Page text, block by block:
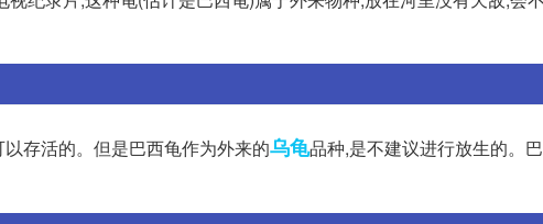
存活的。但是巴西龟作为外来的乌龟品种,是不建议进行放生的。